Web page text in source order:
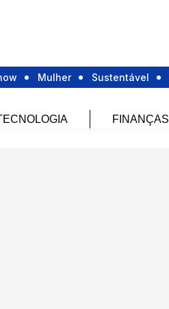
Mulher Sustentável
FINANÇAS